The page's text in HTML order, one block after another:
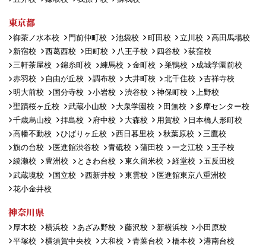
東京都
御茶ノ水本校 門前仲町校 池袋校 町田校 立川校
高田馬場校
新宿校
西葛西校 田町校 八王子校 四谷校
荻窪校
三軒茶屋校
錦糸町校 練馬校 金町校 巣鴨校
成城学園前校
赤羽校
自由が丘校 調布校 大井町校 北千住校
吉祥寺校
明大前校
国分寺校 小岩校 渋谷校 神保町校
上野校
聖蹟桜ヶ丘校
武蔵小山校 大泉学園校 田無校
多摩センター校
千歳烏山校
拝島校 府中校 大森校 用賀校
日本橋人形町校
高幡不動校
ひばりヶ丘校 西日暮里校 秋葉原校
三鷹校
旗の台校
医進館渋谷校 青砥校 蒲田校 一之江校
王子校
綾瀬校
豊洲校 ときわ台校 東久留米校 経堂校
五反田校
武蔵境校
国立校 西新井校 東雲校
医進館東京八重洲校
花小金井校
神奈川県
厚木校 横浜校 あざみ野校 藤沢校 新横浜校
小田原校
平塚校
横須賀中央校 大和校 青葉台校 橋本校
港南台校